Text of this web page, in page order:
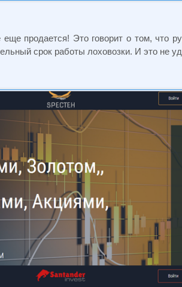
продается! Это говорит о том, что
срок работы лоховозки. И это не